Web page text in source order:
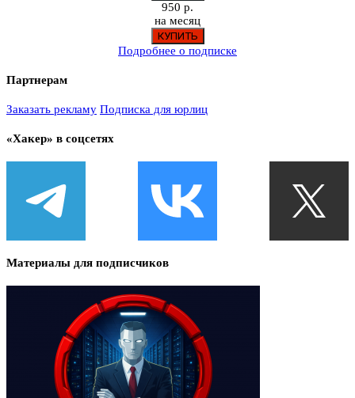
950 р.
на месяц
Подробнее о подписке
Партнерам
Заказать рекламу Подписка для юрлиц
«Хакер» в соцсетях
Материалы для подписчиков